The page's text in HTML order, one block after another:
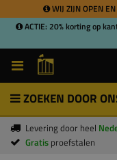
WIJ ZIJN OPEN
ACTIE: 20% korting op
ZOEKEN DOOR
Levering door heel
Gratis proefstalen